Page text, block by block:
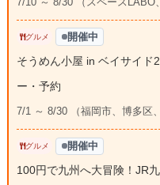
グルメ 開催中
そうめん小屋 in ベイサイド
ー・予約
7/1 ～ 8/30 （福岡市、博多区
グルメ 開催中
100円で九州へ大冒険！JR